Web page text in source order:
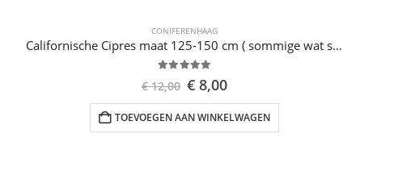
CONIFERENHAAG
Californische Cipres maat 125-150 cm ( sommige wat smaller maar prima geschikt voor een haag)
€12,00 € 8,00
TOEVOEGEN AAN WINKELWAGEN